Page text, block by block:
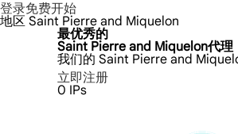
登录免费开始
地区 Saint Pierre and Miquelon
最优秀的
Saint Pierre and Miquelon代理
我们的 Saint Pierre and
立即注册
0 IPs